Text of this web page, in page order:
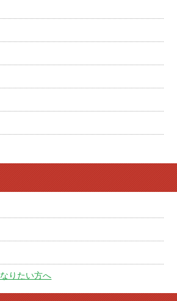
りたい方へ